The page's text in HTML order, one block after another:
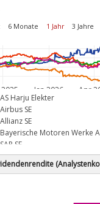
6 Monate 1 Jahr 3 Jahre
Jan 2026 Apr
AS Harju Elekter
Airbus SE
Allianz SE
Bayerische Motoren Werke
SAP SE